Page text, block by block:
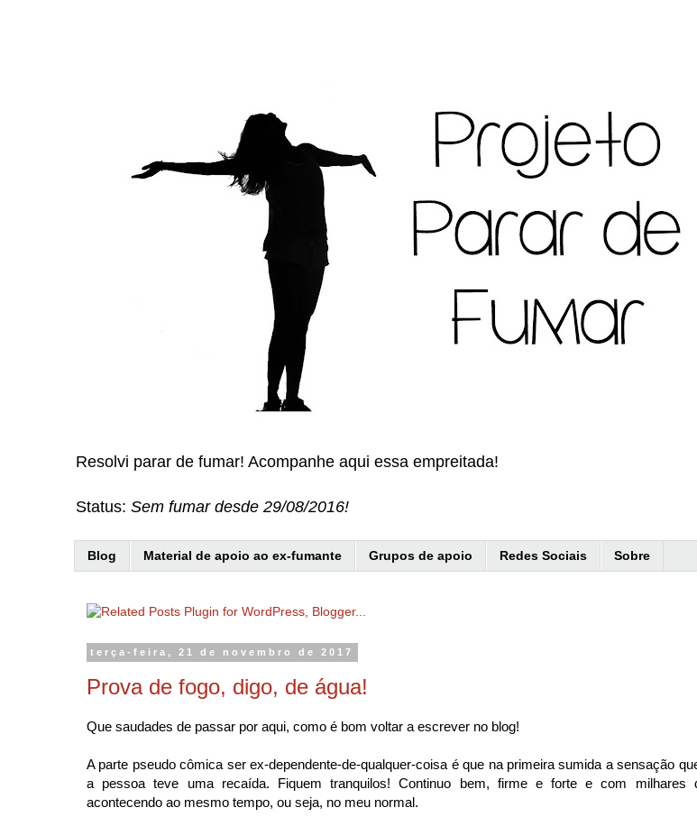
Resolvi parar de fumar! Acompanhe aqui essa empreitada!
Status: Sem fumar desde 29/08/2016!
Blog Material de apoio ao ex-fumante Grupos de apoio Redes Sociais Sobre
terça-feira, 21 de novembro de 2017
Prova de fogo, digo, de água!
Que saudades de passar por aqui, como é bom voltar a escrever no blog!
A parte pseudo cômica ser ex-dependente-de-qualquer-coisa é que na primeira sumida a sensação
a pessoa teve uma recaída. Fiquem tranquilos! Continuo bem, firme e forte e com milhares
acontecendo ao mesmo tempo, ou seja, no meu normal.